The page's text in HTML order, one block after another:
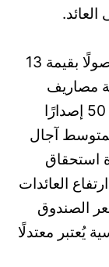
اعتبارًا من عام 2025، يُدير الصندوق أصولًا بقيمة 13
مصاريف
تنافسية تبلغ 0.15%. ويحتفظ بأكثر من 50 إصدارًا
آجال
ومدة استحقاق
أن ارتفاع العائدات
الصندوق
يُعتبر معتدلًا